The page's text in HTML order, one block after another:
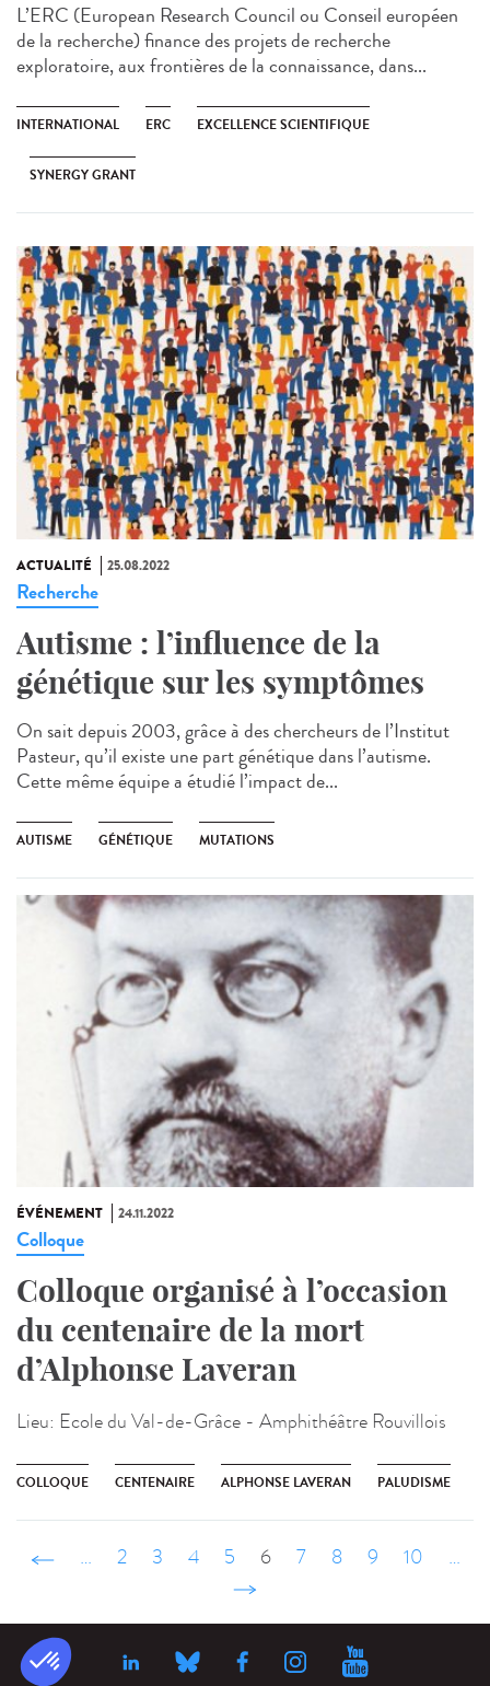
L’ERC (European Research Council ou Conseil européen
de la recherche) finance des projets de recherche
exploratoire, aux frontières de la connaissance, dans...
INTERNATIONAL ERC EXCELLENCE SCIENTIFIQUE
SYNERGY GRANT
ACTUALITÉ 25.08.2022
Recherche
Autisme : l’influence de la
génétique sur les symptômes
On sait depuis 2003, grâce à des chercheurs de l’Institut
Pasteur, qu’il existe une part génétique dans l’autisme.
Cette même équipe a étudié l’impact de...
AUTISME GÉNÉTIQUE MUTATIONS
ÉVÉNEMENT 24.11.2022
Colloque
Colloque organisé à l’occasion
du centenaire de la mort
d’Alphonse Laveran
Lieu: Ecole du Val-de-Grâce - Amphithéâtre Rouvillois
COLLOQUE CENTENAIRE ALPHONSE LAVERAN PALUDISME
‹ précédent
… 2 3 4 5 6 7 8 9 10
…
suivant ›